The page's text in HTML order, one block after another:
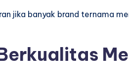
jika banyak brand ternama